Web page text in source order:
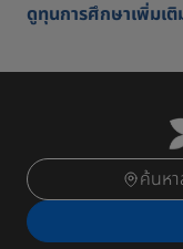
ดูทุนการศึกษาเพิ่มเติ
ค้นห